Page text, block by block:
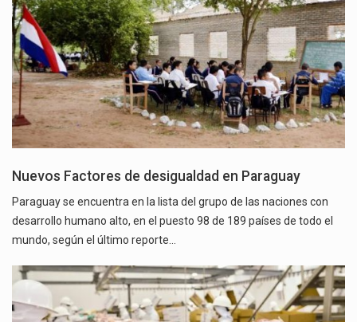
Nuevos Factores de desigualdad en Paraguay
Paraguay se encuentra en la lista del grupo de las naciones con
desarrollo humano alto, en el puesto 98 de 189 países de todo el
mundo, según el último reporte…